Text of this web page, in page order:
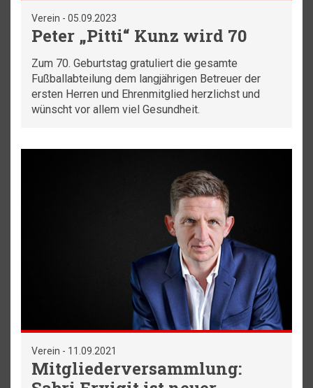
Verein - 05.09.2023
Peter „Pitti“ Kunz wird 70
Zum 70. Geburtstag gratuliert die gesamte
Fußballabteilung dem langjährigen Betreuer der
ersten Herren und Ehrenmitglied herzlichst und
wünscht vor allem viel Gesundheit.
Verein - 11.09.2021
Mitgliederversammlung: